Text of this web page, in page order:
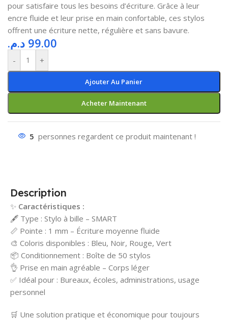
pour satisfaire tous les besoins d’écriture. Grâce à leur
encre fluide et leur prise en main confortable, ces stylos
offrent une écriture nette, régulière et sans bavure.
99.00 د.م.
- +
Ajouter Au Panier
Acheter Maintenant
5 personnes regardent ce produit maintenant !
Description
✨ Caractéristiques :
🖋️ Type : Stylo à bille – SMART
📏 Pointe : 1 mm – Écriture moyenne fluide
🎨 Coloris disponibles : Bleu, Noir, Rouge, Vert
📦 Conditionnement : Boîte de 50 stylos
👌 Prise en main agréable – Corps léger
✅ Idéal pour : Bureaux, écoles, administrations, usage
personnel
🛒 Une solution pratique et économique pour toujours